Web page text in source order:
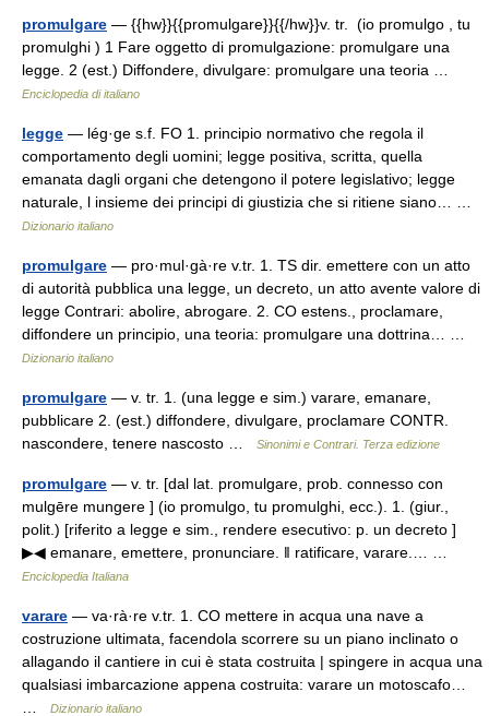
promulgare — {{hw}}{{promulgare}}{{/hw}}v. tr. (io promulgo , tu
promulghi ) 1 Fare oggetto di promulgazione: promulgare una
legge. 2 (est.) Diffondere, divulgare: promulgare una teoria …
Enciclopedia di italiano
legge — lég·ge s.f. FO 1. principio normativo che regola il
comportamento degli uomini; legge positiva, scritta, quella
emanata dagli organi che detengono il potere legislativo; legge
naturale, l insieme dei principi di giustizia che si ritiene siano… …
Dizionario italiano
promulgare — pro·mul·gà·re v.tr. 1. TS dir. emettere con un atto
di autorità pubblica una legge, un decreto, un atto avente valore di
legge Contrari: abolire, abrogare. 2. CO estens., proclamare,
diffondere un principio, una teoria: promulgare una dottrina… …
Dizionario italiano
promulgare — v. tr. 1. (una legge e sim.) varare, emanare,
pubblicare 2. (est.) diffondere, divulgare, proclamare CONTR.
nascondere, tenere nascosto …
Sinonimi e Contrari. Terza edizione
promulgare — v. tr. [dal lat. promulgare, prob. connesso con
mulgēre mungere ] (io promulgo, tu promulghi, ecc.). 1. (giur.,
polit.) [riferito a legge e sim., rendere esecutivo: p. un decreto ]
▶◀ emanare, emettere, pronunciare. ‖ ratificare, varare.… …
Enciclopedia Italiana
varare — va·rà·re v.tr. 1. CO mettere in acqua una nave a
costruzione ultimata, facendola scorrere su un piano inclinato o
allagando il cantiere in cui è stata costruita | spingere in acqua una
qualsiasi imbarcazione appena costruita: varare un motoscafo…
Dizionario italiano